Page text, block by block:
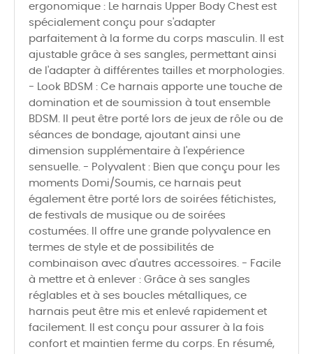
ergonomique : Le harnais Upper Body Chest est
spécialement conçu pour s'adapter
parfaitement à la forme du corps masculin. Il est
ajustable grâce à ses sangles, permettant ainsi
de l'adapter à différentes tailles et morphologies.
- Look BDSM : Ce harnais apporte une touche de
domination et de soumission à tout ensemble
BDSM. Il peut être porté lors de jeux de rôle ou de
séances de bondage, ajoutant ainsi une
dimension supplémentaire à l'expérience
sensuelle. - Polyvalent : Bien que conçu pour les
moments Domi/Soumis, ce harnais peut
également être porté lors de soirées fétichistes,
de festivals de musique ou de soirées
costumées. Il offre une grande polyvalence en
termes de style et de possibilités de
combinaison avec d'autres accessoires. - Facile
à mettre et à enlever : Grâce à ses sangles
réglables et à ses boucles métalliques, ce
harnais peut être mis et enlevé rapidement et
facilement. Il est conçu pour assurer à la fois
confort et maintien ferme du corps. En résumé,